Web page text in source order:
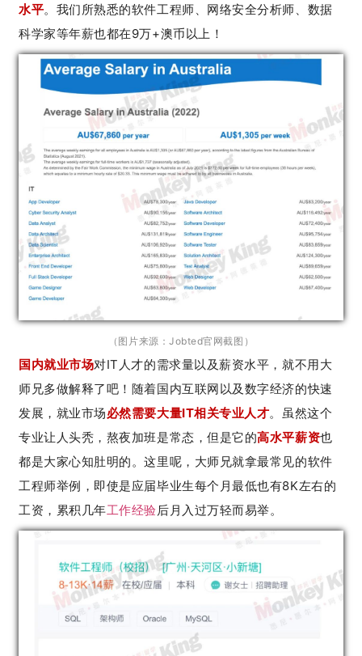
水平。我们所熟悉的软件工程师、网络安全分析师、数据
科学家等年薪也都在9万+澳币以上！
（图片来源：Jobted官网截图）
国内就业市场对IT人才的需求量以及薪资水平，就不用大
师兄多做解释了吧！随着国内互联网以及数字经济的快速
发展，就业市场必然需要大量IT相关专业人才。虽然这个
专业让人头秃，熬夜加班是常态，但是它的高水平薪资也
都是大家心知肚明的。这里呢，大师兄就拿最常见的软件
工程师举例，即使是应届毕业生每个月最低也有8K左右的
工资，累积几年工作经验后月入过万轻而易举。